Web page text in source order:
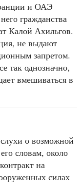
и ОАЭ
гражданства
Калой Ахильгов.
не выдают
запретом.
так однозначно,
вмешиваться в
о возможной
словам, около
на
силах